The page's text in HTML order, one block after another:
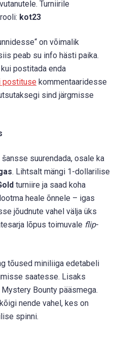
Turniirile
kot23
on võimalik
peab su info hästi paika.
postitada enda
postituse kommentaaridesse
sind järgmisse
suurendada, osale ka
. Lihtsalt mängi 1-dollarilise
turniire ja saad koha
heale õnnele – igas
jõudnute vahel välja üks
lõpus toimuvale flip-
tõused miniliiga edetabeli
saatesse. Lisaks
Bounty pääsmega.
nende vahel, kes on
spinni.